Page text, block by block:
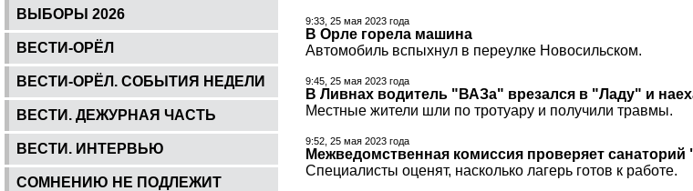
ВЫБОРЫ 2026
ВЕСТИ-ОРЁЛ
ВЕСТИ-ОРЁЛ. СОБЫТИЯ НЕДЕЛИ
ВЕСТИ. ДЕЖУРНАЯ ЧАСТЬ
ВЕСТИ. ИНТЕРВЬЮ
СОМНЕНИЮ НЕ ПОДЛЕЖИТ
9:33, 25 мая 2023 года
В Орле горела машина
Автомобиль вспыхнул в переулке Новосильском.
9:45, 25 мая 2023 года
В Ливнах водитель "ВАЗа" врезался в "Ладу" и
Местные жители шли по тротуару и получили травмы.
9:52, 25 мая 2023 года
Межведомственная комиссия проверяет санаторий
Специалисты оценят, насколько лагерь готов к работе.